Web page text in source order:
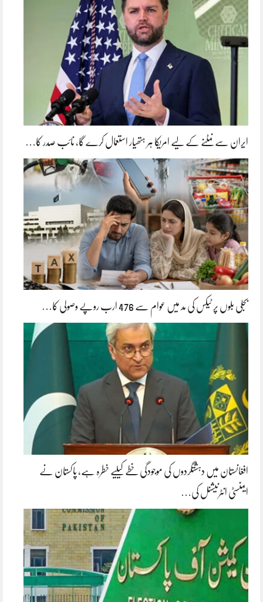
ایران سے نمٹنے کے لیے امریکا ہر ہتھیار استعمال کرے گا، نائب صدر کا…
بجلی بلوں پر ٹیکس کی مد میں عوام سے 476 ارب روپے وصولی کا…
افغانستان میں دہشتگردوں کی موجودگی خطے کیلیے خطرہ ہے، پاکستان نے
ایمنسٹی انٹرنیشنل کی…